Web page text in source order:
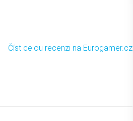
Číst celou recenzi na Eurogamer.cz